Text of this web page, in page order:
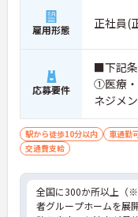
雇用形態 正社員(
応募要件
■下記条
①医療
ネジメ
（AT限
（介護
駅から徒歩10分以内 車通勤
交通費支給
全国に300か所以上（
者グループホームを展